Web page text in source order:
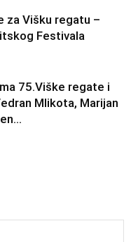
za Višku regatu –
Festivala
75.Viške regate i
Mlikota, Marijan